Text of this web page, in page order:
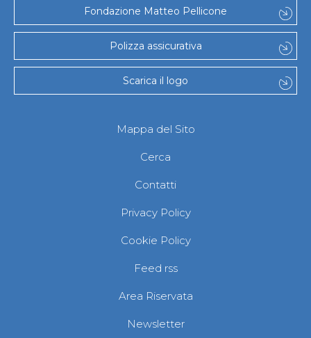
Fondazione Matteo Pellicone
Polizza assicurativa
Scarica il logo
Mappa del Sito
Cerca
Contatti
Privacy Policy
Cookie Policy
Feed rss
Area Riservata
Newsletter